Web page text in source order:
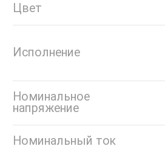
Цвет
Исполнение
Номинальное
напряжение
Номинальный ток